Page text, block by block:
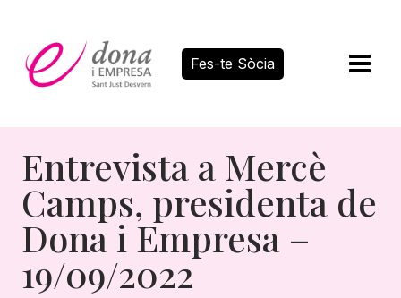
contingut
Fes-te Sòcia
Entrevista a Mercè
Camps, presidenta de
Dona i Empresa –
19/09/2022